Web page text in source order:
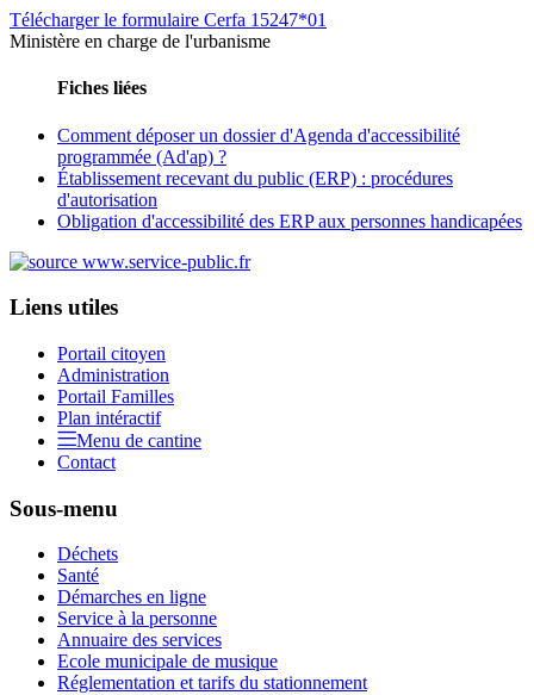
Télécharger le formulaire Cerfa 15247*01
Ministère en charge de l'urbanisme
Fiches liées
Comment déposer un dossier d'Agenda d'accessibilité
programmée (Ad'ap) ?
Établissement recevant du public (ERP) : procédures
d'autorisation
Obligation d'accessibilité des ERP aux personnes handicapées
Liens utiles
Portail citoyen
Administration
Portail Familles
Plan intéractif
Menu de cantine
Contact
Sous-menu
Déchets
Santé
Démarches en ligne
Service à la personne
Annuaire des services
Ecole municipale de musique
Réglementation et tarifs du stationnement